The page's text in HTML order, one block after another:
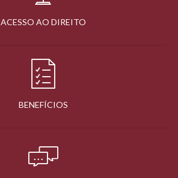
ACESSO AO DIREITO
BENEFÍCIOS